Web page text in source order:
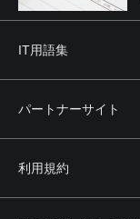
IT用語集
パートナーサイト
利用規約